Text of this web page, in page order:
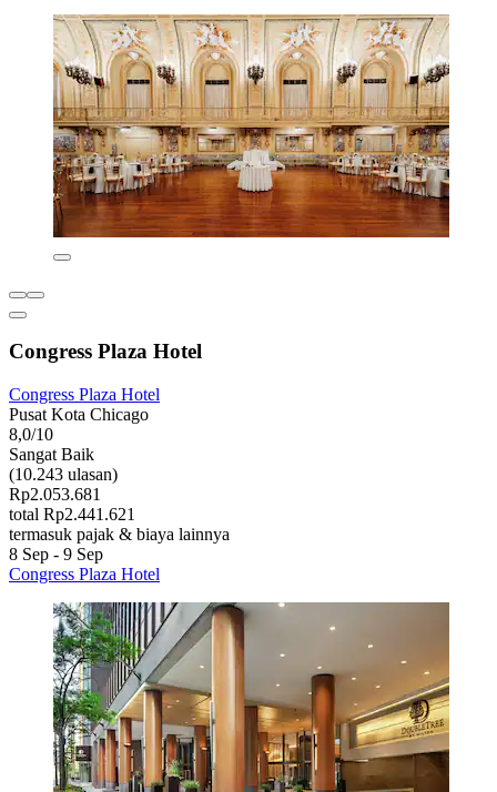
Congress Plaza Hotel
Congress Plaza Hotel
Pusat Kota Chicago
8,0/10
Sangat Baik
(10.243 ulasan)
Rp2.053.681
total Rp2.441.621
termasuk pajak & biaya lainnya
8 Sep - 9 Sep
Congress Plaza Hotel